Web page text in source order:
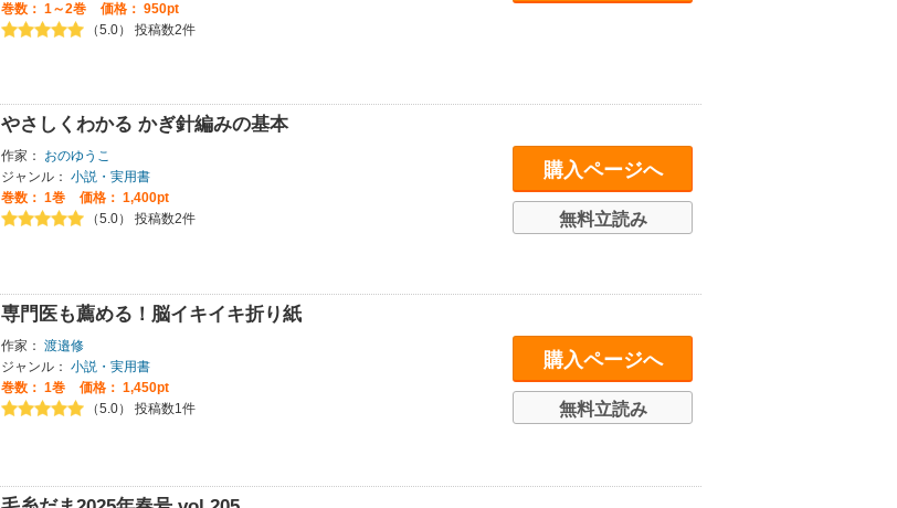
巻数： 1～2巻
価格： 950pt
（5.0） 投稿数2件
やさしくわかる かぎ針編みの基本
作家：
おのゆうこ
ジャンル： 小説・実用書
巻数： 1巻
価格： 1,400pt
（5.0） 投稿数2件
購入ページへ
無料立読み
専門医も薦める！脳イキイキ折り紙
作家： 渡邉修
ジャンル： 小説・実用書
巻数： 1巻
価格： 1,450pt
（5.0） 投稿数1件
購入ページへ
無料立読み